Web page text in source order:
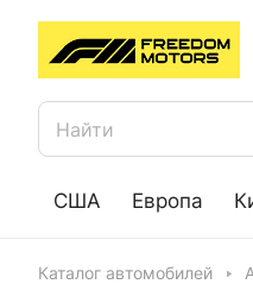
США Европа
Каталог автомобилей